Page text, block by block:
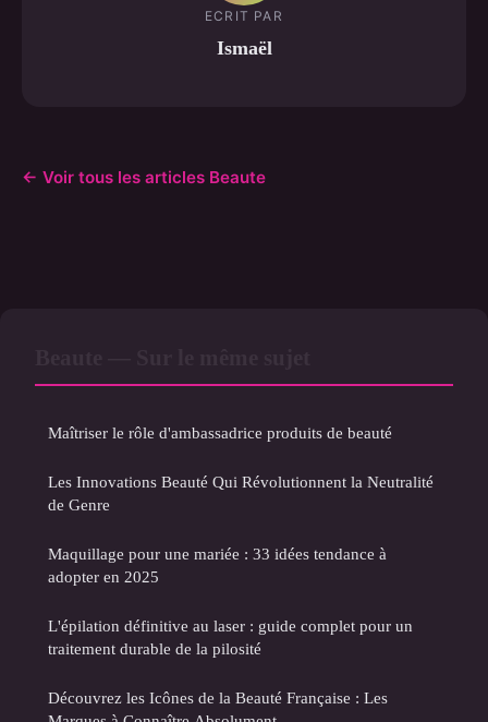
ECRIT PAR
Ismaël
← Voir tous les articles Beaute
Maîtriser le rôle d'ambassadrice produits de beauté
Les Innovations Beauté Qui Révolutionnent la Neutralité
de Genre
Maquillage pour une mariée : 33 idées tendance à
adopter en 2025
L'épilation définitive au laser : guide complet pour un
traitement durable de la pilosité
Découvrez les Icônes de la Beauté Française : Les